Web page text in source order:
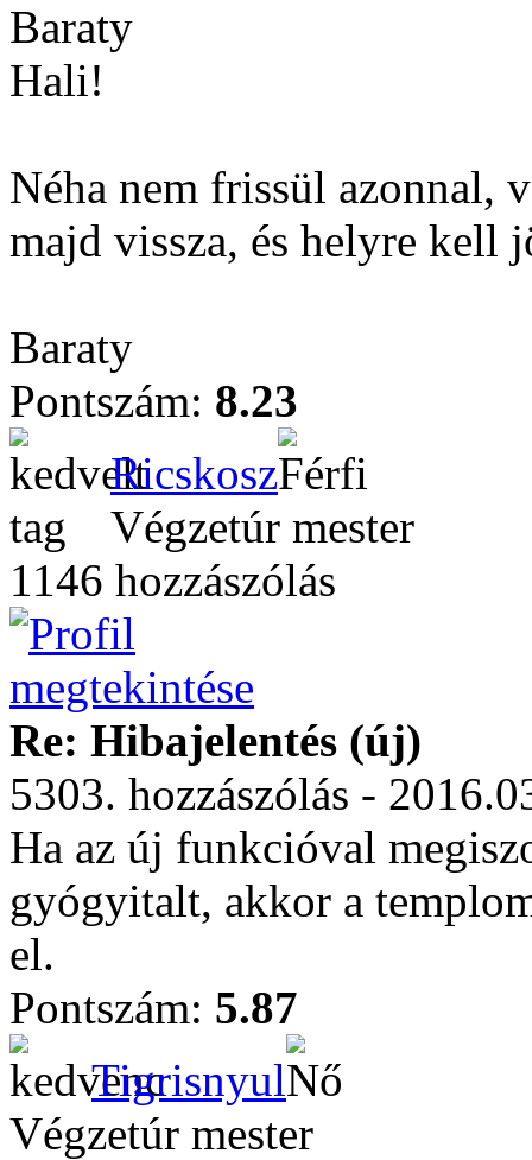
Baraty
Hali!
Néha nem frissül azonnal,
majd vissza, és helyre kell
Baraty
Pontszám: 8.23
Ricskosz
Végzetúr mester
1146 hozzászólás
Re: Hibajelentés (új)
5303. hozzászólás -
Ha az új funkcióval
gyógyitalt, akkor a
el.
Pontszám: 5.87
Tigrisnyul
Végzetúr mester